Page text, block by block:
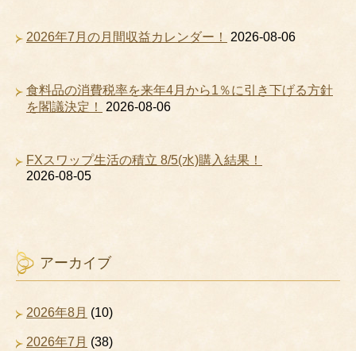
2026年7月の月間収益カレンダー！ 2026-08-06
食料品の消費税率を来年4月から1％に引き下げる方針
を閣議決定！
2026-08-06
FXスワップ生活の積立 8/5(水)購入結果！
2026-08-05
アーカイブ
2026年8月 (10)
2026年7月 (38)